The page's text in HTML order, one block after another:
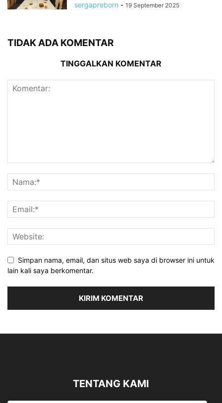
sergapreborn - 19 September 2025
TIDAK ADA KOMENTAR
TINGGALKAN KOMENTAR
Simpan nama, email, dan situs web saya di browser ini untuk
lain kali saya berkomentar.
TENTANG KAMI